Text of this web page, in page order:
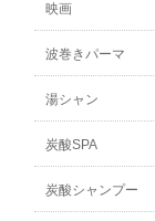
映画
波巻きパーマ
湯シャン
炭酸SPA
炭酸シャンプー